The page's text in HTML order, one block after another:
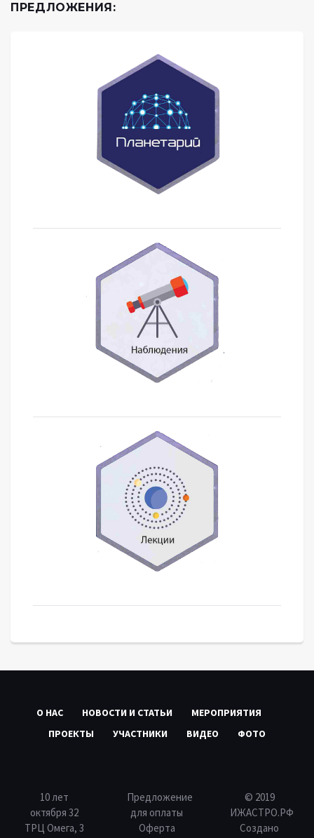
ПРЕДЛОЖЕНИЯ:
О НАС НОВОСТИ И СТАТЬИ
МЕРОПРИЯТИЯ
ПРОЕКТЫ
УЧАСТНИКИ ВИДЕО ФОТО
10 лет
октября 32
ТРЦ Омега, 3
Предложение
для оплаты
Оферта
© 2019
ИЖАСТРО.РФ
Создано